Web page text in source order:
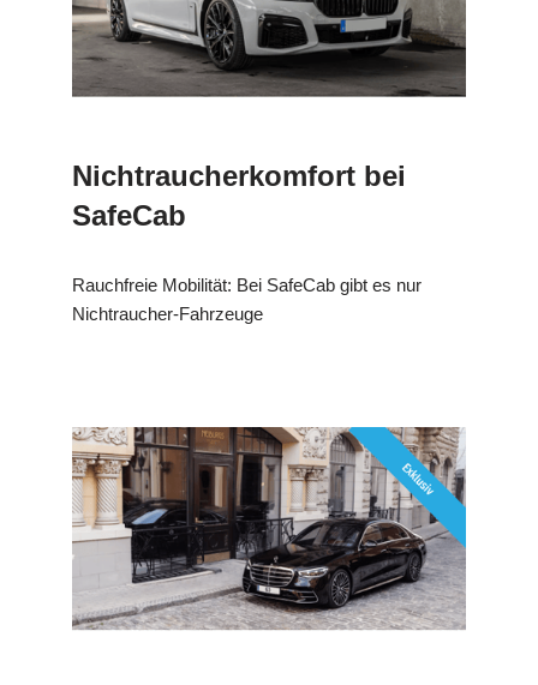
Nichtraucherkomfort bei
SafeCab
Rauchfreie Mobilität: Bei SafeCab gibt es nur
Nichtraucher-Fahrzeuge